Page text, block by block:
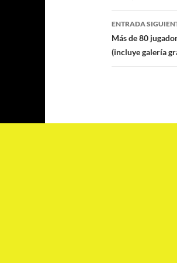
entradas
ENTRADA
Más de 80
(incluye galería